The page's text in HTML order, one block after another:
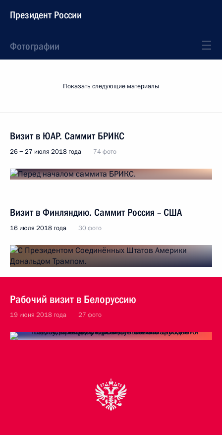
Президент России
Фотографии
Показать следующие материалы
Визит в ЮАР. Саммит БРИКС
26 − 27 июля 2018 года 74 фото
Визит в Финляндию. Саммит Россия – США
16 июля 2018 года 30 фото
Рабочий визит в Белоруссию
19 июня 2018 года 27 фото